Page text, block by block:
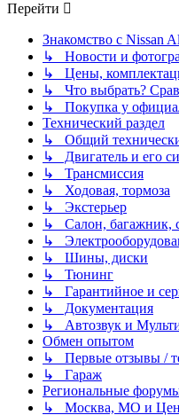
Перейти
Знакомство с Nissan
↳ Новости и
↳ Цены,
↳ Что выбрать?
↳ Покупка у
Технический раздел
↳ Общий
↳ Двигатель и его
↳ Трансмиссия
↳ Ходовая, тормоза
↳ Экстерьер
↳ Салон, багажник,
↳
↳ Шины, диски
↳ Тюнинг
↳ Гарантийное и
↳ Документация
↳ Автозвук и
Обмен опытом
↳ Первые отзывы /
↳ Гараж
Региональные
↳ Москва, МО и